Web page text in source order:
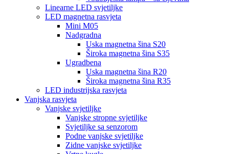
Linearne LED svjetiljke
LED magnetna rasvjeta
Mini M05
Nadgradna
Uska magnetna šina S20
Široka magnetna šina S35
Ugradbena
Uska magnetna šina R20
Široka magnetna šina R35
LED industrijska rasvjeta
Vanjska rasvjeta
Vanjske svjetiljke
Vanjske stropne svjetiljke
Svjetiljke sa senzorom
Podne vanjske svjetiljke
Zidne vanjske svjetiljke